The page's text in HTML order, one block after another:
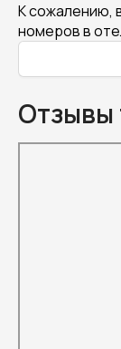
К сожалению,
номеров в
Отзывы